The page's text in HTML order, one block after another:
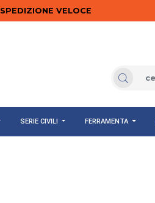
SPEDIZIONE VELOCE
SERIE CIVILI FERRAMENTA